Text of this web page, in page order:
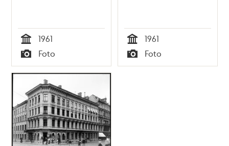
Tid
1961
Typ
Foto Tid
1961
Typ
Foto